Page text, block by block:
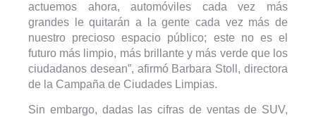
actuemos ahora, automóviles cada vez más
grandes le quitarán a la gente cada vez más de
nuestro precioso espacio público; este no es el
futuro más limpio, más brillante y más verde que los
ciudadanos desean”, afirmó Barbara Stoll, directora
de la Campaña de Ciudades Limpias.
Sin embargo, dadas las cifras de ventas de SUV,